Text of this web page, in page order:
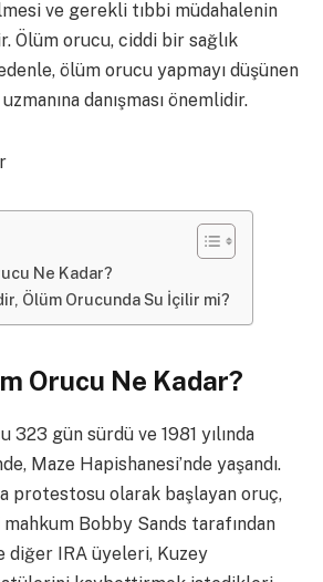
ve gerekli tıbbi müdahalenin
Ölüm orucu, ciddi bir sağlık
ölüm orucu yapmayı düşünen
danışması önemlidir.
Ne Kadar?
Ölüm Orucunda Su İçilir mi?
Orucu Ne Kadar?
323 gün sürdü ve 1981 yılında
Maze Hapishanesi’nde yaşandı.
protestosu olarak başlayan oruç,
mahkum Bobby Sands tarafından
diğer IRA üyeleri, Kuzey